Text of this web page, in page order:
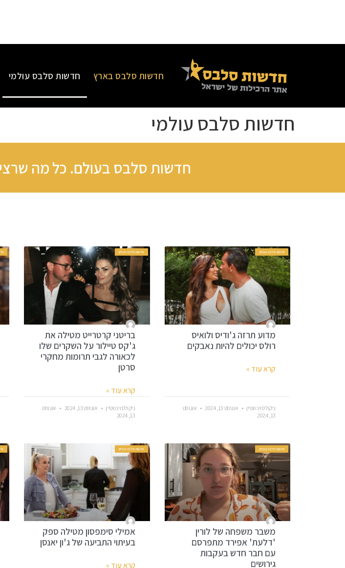
חדשות סלבס בארץ חדשות סלבס עולמי
חדשות סלבס עולמי
חדשות סלבס בעולם. כל מה
חדשות סלבס בעולם
מדוע תרזה ג'ודיס ולואיס
רולס יכולים להיות נאבקים
קרא עוד »
ניקולס וינשטיין אוגוסט 13, 2024
אוגוסט
13, 2024
חדשות סלבס בעולם
בריטני קרטרייט מטילה את
ג'קס טיילור על השקרים שלו
לכאורה לגבי תרומות מחקרי
סרטן
קרא עוד »
ניקולס וינשטיין אוגוסט 13, 2024
אוגוסט
13, 2024
חדשות סלבס בעולם
משבר משפחה של לורין
'דלעת' אפירד מתפרסם
עם חבר חדש בעקבות
גירושים
חדשות סלבס בעולם
אמילי סימפסון מטילה ספק
בעיתוי התביעה של ג'ון יאנסן
קרא עוד »